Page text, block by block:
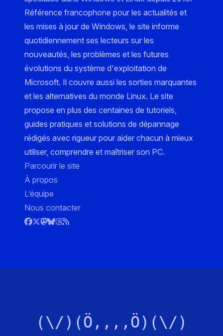
Référence francophone pour les actualités et
les mises à jour de Windows, le site informe
quotidiennement ses lecteurs sur les
nouveautés, les problèmes et les futures
évolutions du système d'exploitation de
Microsoft. Il couvre aussi les sorties marquantes
et les alternatives du monde Linux. Le site
propose en plus des centaines de tutoriels,
guides pratiques et solutions de dépannage
rédigés avec rigueur pour aider chacun à mieux
utiliser, comprendre et maîtriser son PC.
Parcourir le site
À propos
L’équipe
Nous contacter
(\/)(Ö,,,,Ö)(\/)